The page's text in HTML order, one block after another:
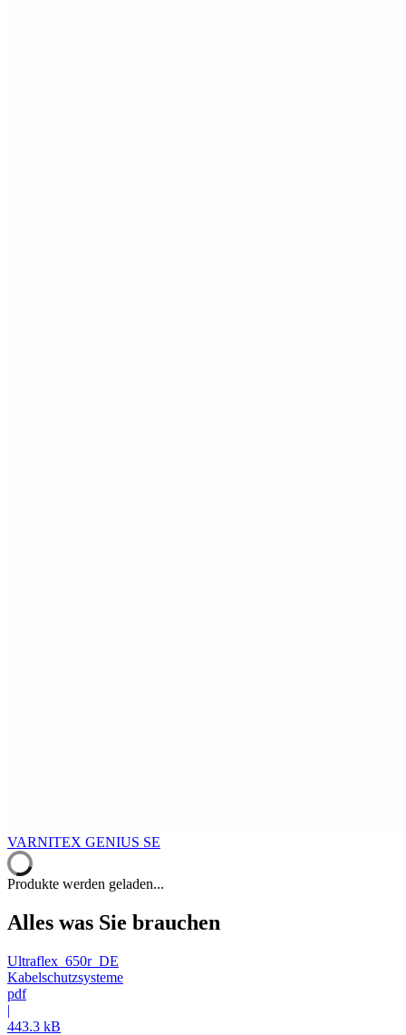
VARNITEX GENIUS SE
Produkte werden geladen...
Alles was Sie brauchen
Ultraflex_650r_DE
Kabelschutzsysteme
pdf
|
443.3 kB